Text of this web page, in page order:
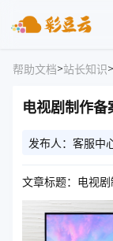
帮助文档>站长知识>
电视剧制作备
发布人：客服中
文章标题：电视